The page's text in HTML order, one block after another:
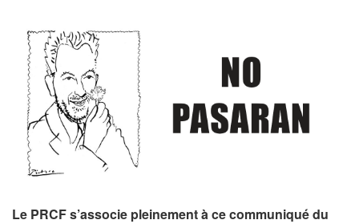
Le PRCF s’associe pleinement à ce communiqué du